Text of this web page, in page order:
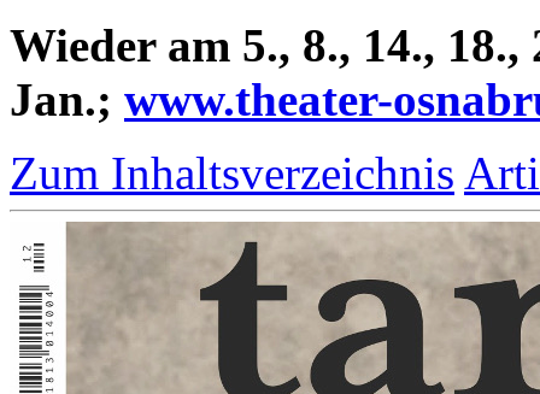
Wieder am 5., 8., 14., 18.,
Jan.; www.theater-
Zum Inhaltsverzeichnis